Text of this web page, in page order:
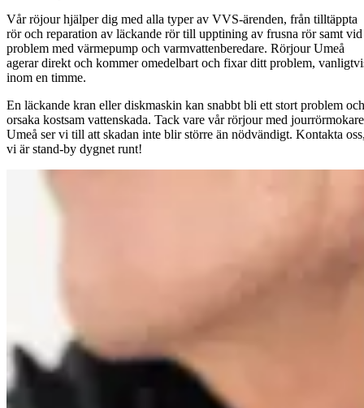
Vår röjour hjälper dig med alla typer av VVS-ärenden, från tilltäppta
rör och reparation av läckande rör till upptining av frusna rör samt vid
problem med värmepump och varmvattenberedare. Rörjour Umeå
agerar direkt och kommer omedelbart och fixar ditt problem,
inom en timme.
En läckande kran eller diskmaskin kan snabbt bli ett stort problem och
orsaka kostsam vattenskada. Tack vare vår rörjour med
Umeå ser vi till att skadan inte blir större än nödvändigt. Kontakta
vi är stand-by dygnet runt!